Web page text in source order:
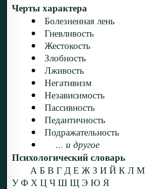
Черты характера
Болезненная лень
Гневливость
Жестокость
Злобность
Лживость
Негативизм
Независимость
Пассивность
Педантичность
Подражательность
... и другое
Психологический словарь
А Б В Г Д Е Ж З И Й К Л М
У Ф Х Ц Ч Ш Щ Э Ю Я